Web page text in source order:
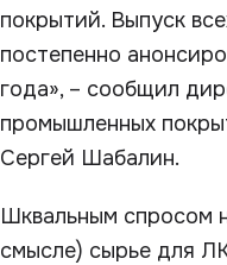
покрытий. Выпуск
постепенно
года», – сообщил
промышленных
Сергей Шабалин.
Шквальным спросом
смысле) сырье для